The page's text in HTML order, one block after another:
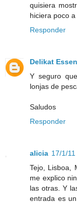
quisiera
hiciera poco
Responder
Delikat
Y seguro
lonjas de
Saludos
Responder
alicia 17/1/11
Tejo, Lisboa,
me explico
las otras. Y
entrada es